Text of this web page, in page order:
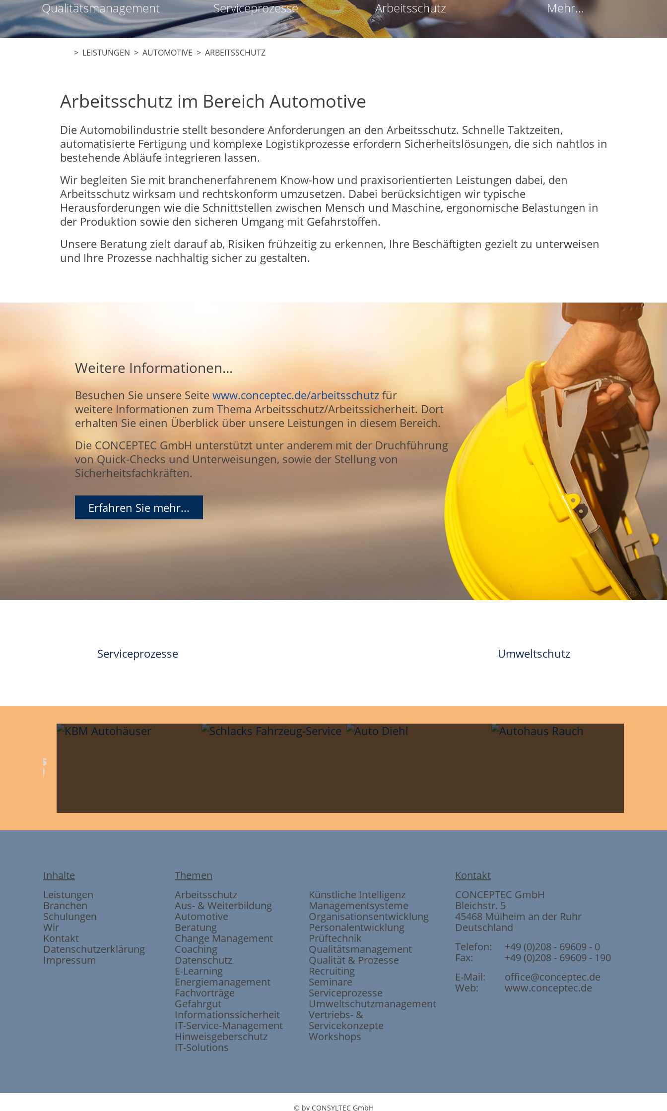
Qualitätsmanagement Serviceprozesse Arbeitsschutz Mehr...
> LEISTUNGEN > AUTOMOTIVE > ARBEITSSCHUTZ
Arbeitsschutz im Bereich Automotive
Die Automobilindustrie stellt besondere Anforderungen an den Arbeitsschutz. Schnelle Taktzeiten,
automatisierte Fertigung und komplexe Logistikprozesse erfordern Sicherheitslösungen, die sich nahtlos in
bestehende Abläufe integrieren lassen.
Wir begleiten Sie mit branchenerfahrenem Know-how und praxisorientierten Leistungen dabei, den
Arbeitsschutz wirksam und rechtskonform umzusetzen. Dabei berücksichtigen wir typische
Herausforderungen wie die Schnittstellen zwischen Mensch und Maschine, ergonomische Belastungen in
der Produktion sowie den sicheren Umgang mit Gefahrstoffen.
Unsere Beratung zielt darauf ab, Risiken frühzeitig zu erkennen, Ihre Beschäftigten gezielt zu unterweisen
und Ihre Prozesse nachhaltig sicher zu gestalten.
Weitere Informationen...
Besuchen Sie unsere Seite www.conceptec.de/arbeitsschutzfür
weitere Informationen zum Thema Arbeitsschutz/Arbeitssicherheit. Dort
erhalten Sie einen Überblick über unsere Leistungen in diesem Bereich.
Die CONCEPTEC GmbH unterstützt unter anderem mit der Druchführung
von Quick-Checks und Unterweisungen, sowie der Stellung von
Sicherheitsfachkräften.
Erfahren Sie mehr...
Serviceprozesse Umweltschutz
Inhalte
Leistungen
Branchen
Schulungen
Wir
Kontakt
Datenschutzerklärung
Impressum
Themen
Arbeitsschutz
Aus- & Weiterbildung
Automotive
Beratung
Change Management
Coaching
Datenschutz
E-Learning
Energiemanagement
Fachvorträge
Gefahrgut
Informationssicherheit
IT-Service-Management
Hinweisgeberschutz
IT-Solutions
Künstliche Intelligenz
Managementsysteme
Organisationsentwicklung
Personalentwicklung
Prüftechnik
Qualitätsmanagement
Qualität & Prozesse
Recruiting
Seminare
Serviceprozesse
Umweltschutzmanagement
Vertriebs- &
Servicekonzepte
Workshops
Kontakt
CONCEPTEC GmbH
Bleichstr. 5
45468 Mülheim an der Ruhr
Deutschland
Telefon:
+49 (0)208 - 69609 - 0
Fax:
+49 (0)208 - 69609 - 190
E-Mail:
office@conceptec.de
Web:
www.conceptec.de
© by CONSYLTEC GmbH